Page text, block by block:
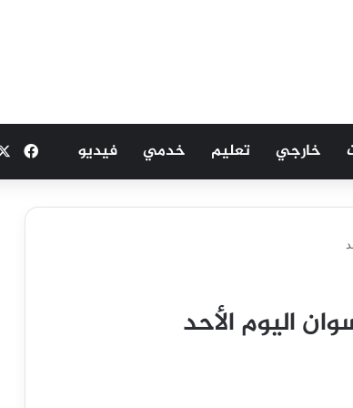
خارجي تعليم خدمي فيديو
اليوم الأحد